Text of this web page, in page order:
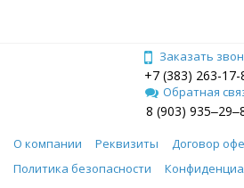
Заказать
+7 (383) 263-17-
Обратная
8 (903)
О компании Реквизиты
Договор
Политика безопасности